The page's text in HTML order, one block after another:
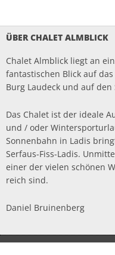
ÜBER CHALET ALMBLICK
Chalet Almblick liegt an
fantastischen Blick auf
Burg Laudeck und auf
Das Chalet ist der ideale
und / oder
Sonnenbahn in Ladis
Serfaus-Fiss-Ladis.
einer der vielen schönen
reich sind.
Daniel Bruinenberg